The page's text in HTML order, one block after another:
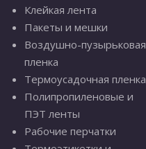
Клейкая лента
Пакеты и мешки
Воздушно-пузырьковая
пленка
Термоусадочная пленка
Полипропиленовые и
ПЭТ ленты
Рабочие перчатки